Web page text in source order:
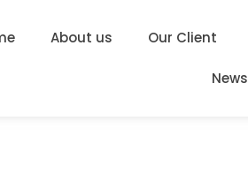
About us Our Client
News